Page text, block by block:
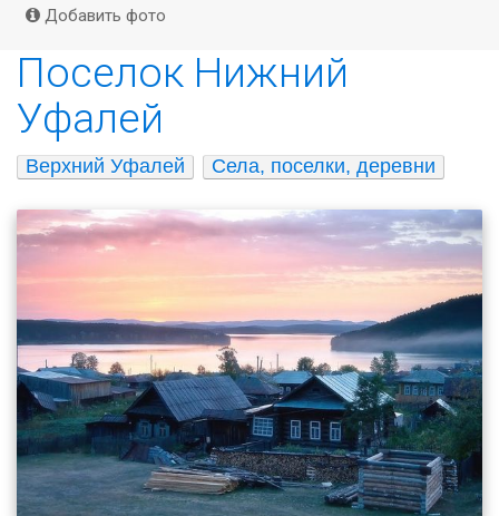
Добавить фото
Поселок Нижний
Уфалей
Верхний Уфалей Села, поселки, деревни